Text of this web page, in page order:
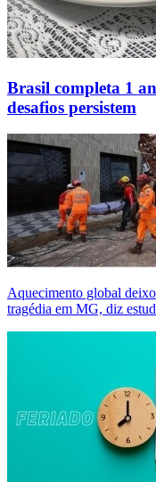
Brasil completa 1
desafios persistem
Aquecimento global
tragédia em MG, diz